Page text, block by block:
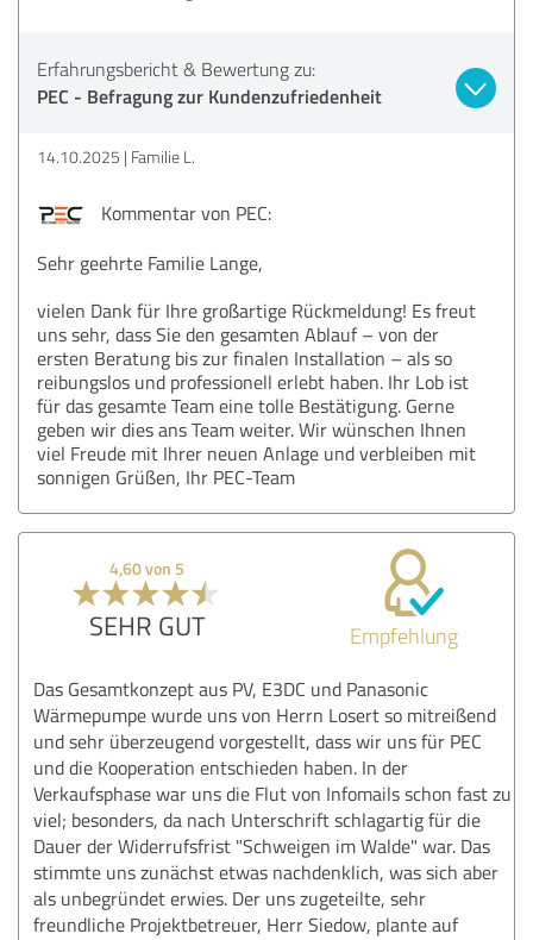
Erfahrungsbericht & Bewertung zu:
PEC - Befragung zur Kundenzufriedenheit
14.10.2025 Familie L.
Kommentar von PEC:
Sehr geehrte Familie Lange,
vielen Dank für Ihre großartige Rückmeldung! Es freut
uns sehr, dass Sie den gesamten Ablauf – von der
ersten Beratung bis zur finalen Installation – als so
reibungslos und professionell erlebt haben. Ihr Lob ist
für das gesamte Team eine tolle Bestätigung. Gerne
geben wir dies ans Team weiter. Wir wünschen Ihnen
viel Freude mit Ihrer neuen Anlage und verbleiben mit
sonnigen Grüßen, Ihr PEC-Team
4,60 von 5
SEHR GUT Empfehlung
Das Gesamtkonzept aus PV, E3DC und Panasonic
Wärmepumpe wurde uns von Herrn Losert so mitreißend
und sehr überzeugend vorgestellt, dass wir uns für PEC
und die Kooperation entschieden haben. In der
Verkaufsphase war uns die Flut von Infomails schon fast zu
viel; besonders, da nach Unterschrift schlagartig für die
Dauer der Widerrufsfrist "Schweigen im Walde" war. Das
stimmte uns zunächst etwas nachdenklich, was sich aber
als unbegründet erwies. Der uns zugeteilte, sehr
freundliche Projektbetreuer, Herr Siedow, plante auf